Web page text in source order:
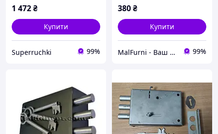
1 472₴
Купити
Superruchki 99%
380₴
Купити
MalFurni - Ваш надійний партнер з меблевої та дверної фурнітури 99%